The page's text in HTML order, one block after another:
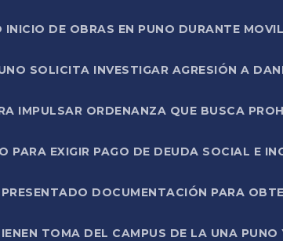
DE OBRAS EN PUNO DURANTE
SOLICITA INVESTIGAR AGRESIÓN A
IMPULSAR ORDENANZA QUE BUSCA
PARA EXIGIR PAGO DE DEUDA SOCIAL E
DOCUMENTACIÓN PARA
TOMA DEL CAMPUS DE LA UNA PUNO